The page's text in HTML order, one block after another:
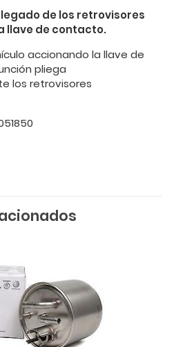
de los retrovisores
llave de contacto.
accionando la llave de
pliega
los retrovisores